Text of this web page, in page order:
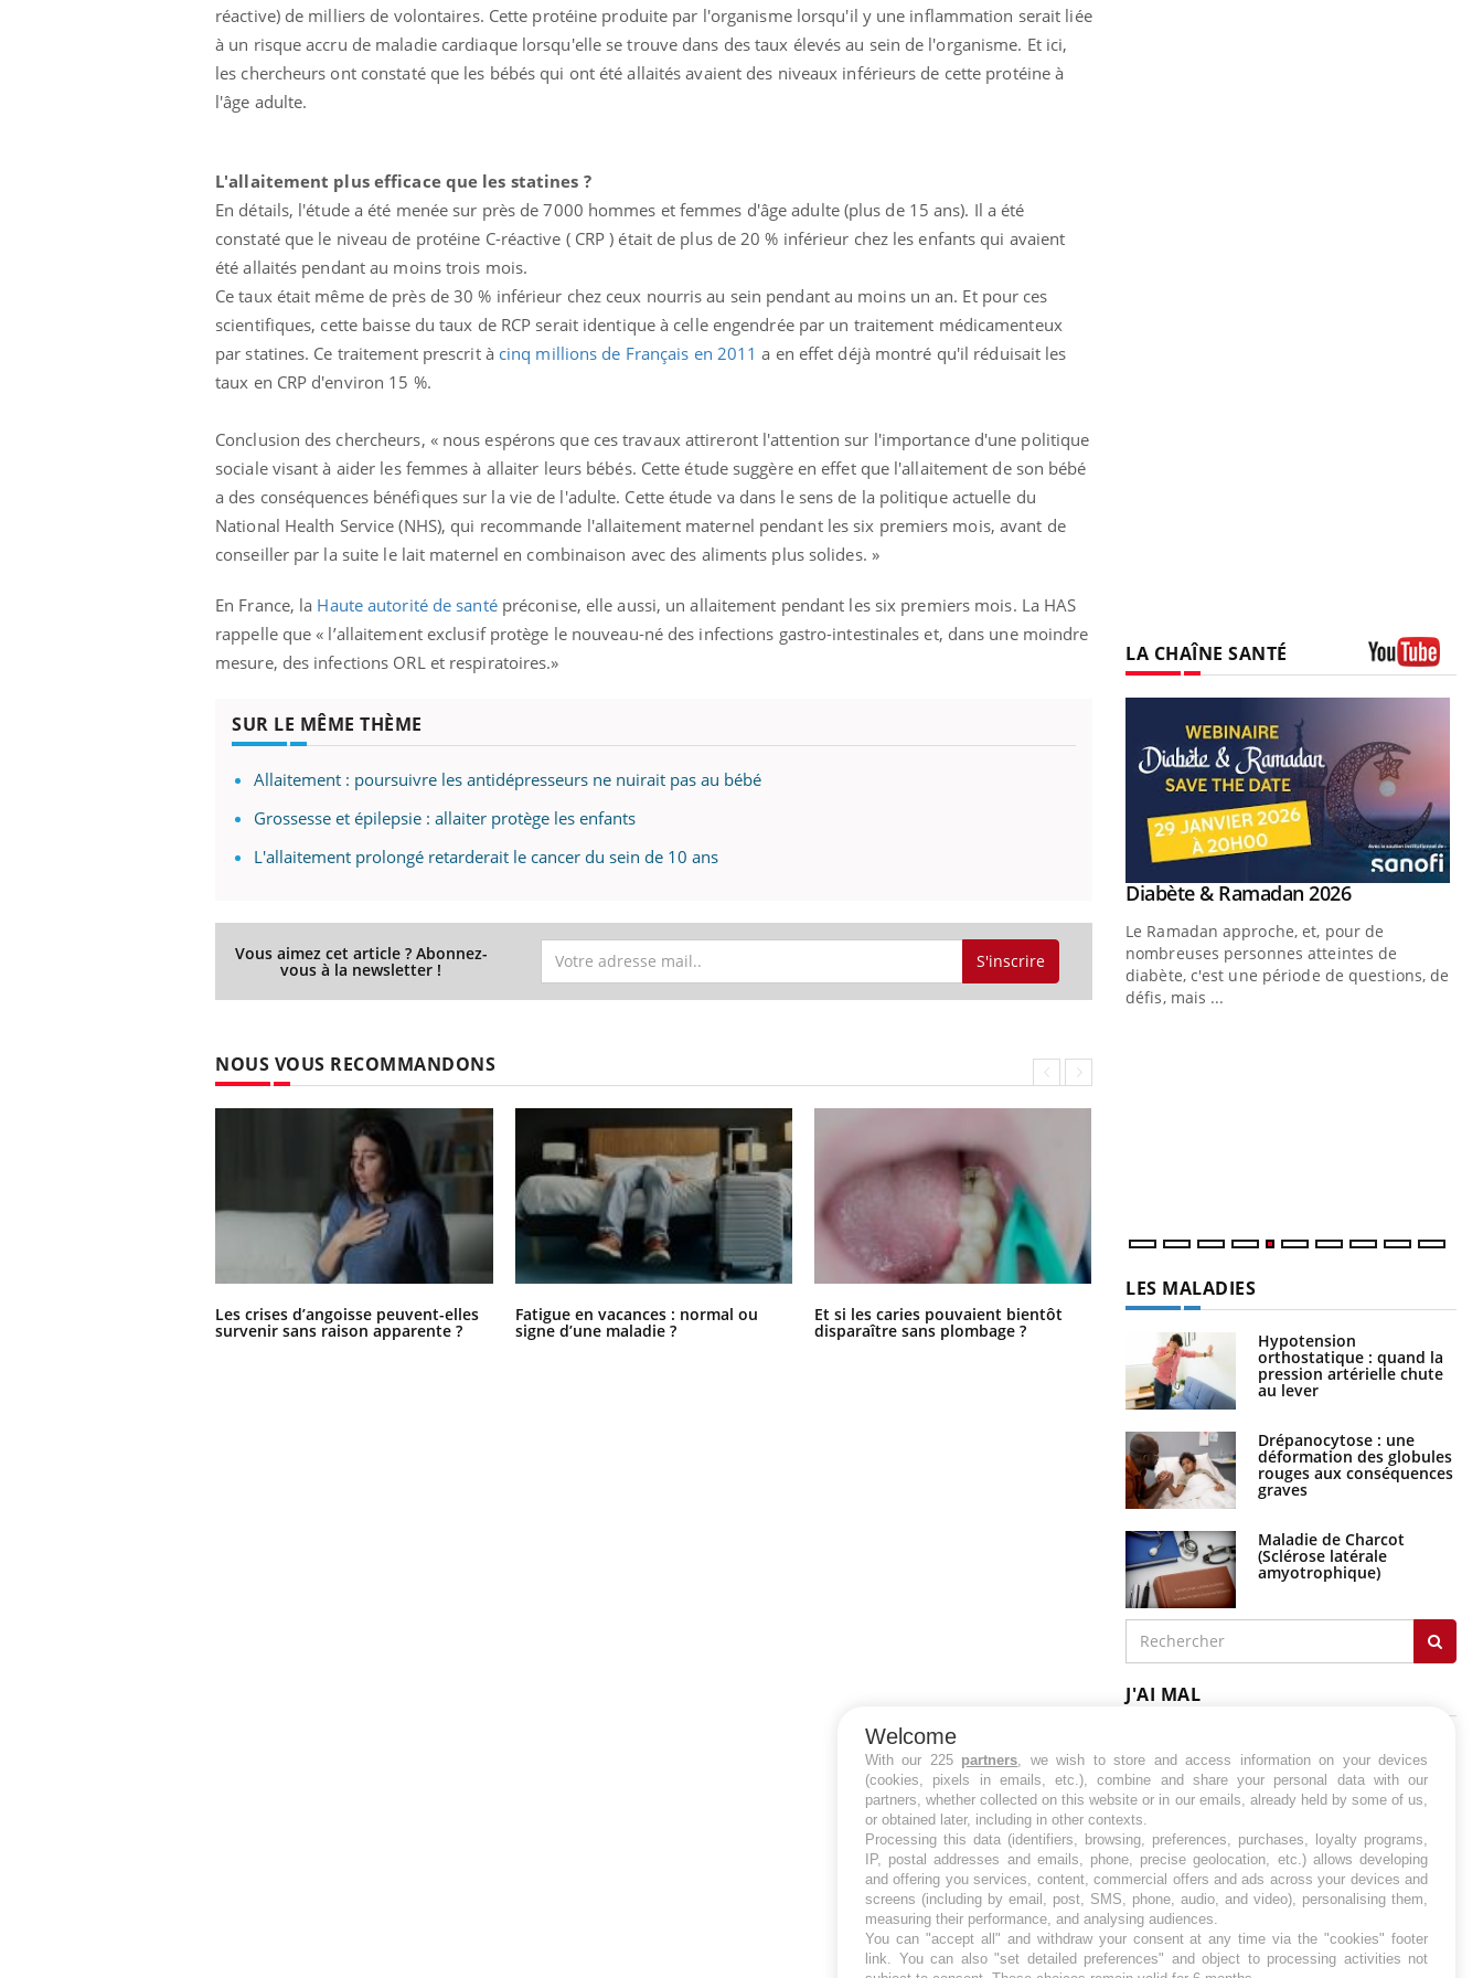
réactive) de milliers de volontaires. Cette protéine produite par l'organisme lorsqu'il y une inflammation serait liée
à un risque accru de maladie cardiaque lorsqu'elle se trouve dans des taux élevés au sein de l'organisme. Et ici,
les chercheurs ont constaté que les bébés qui ont été allaités avaient des niveaux inférieurs de cette protéine à
l'âge adulte.
L'allaitement plus efficace que les statines ?
En détails, l'étude a été menée sur près de 7000 hommes et femmes d'âge adulte (plus de 15 ans). Il a été
constaté que le niveau de protéine C-réactive ( CRP ) était de plus de 20 % inférieur chez les enfants qui avaient
été allaités pendant au moins trois mois.
Ce taux était même de près de 30 % inférieur chez ceux nourris au sein pendant au moins un an. Et pour ces
scientifiques, cette baisse du taux de RCP serait identique à celle engendrée par un traitement médicamenteux
par statines. Ce traitement prescrit à cinq millions de Français en 2011 a en effet déjà montré qu'il réduisait les
taux en CRP d'environ 15 %.
Conclusion des chercheurs, « nous espérons que ces travaux attireront l'attention sur l'importance d'une politique
sociale visant à aider les femmes à allaiter leurs bébés. Cette étude suggère en effet que l'allaitement de son bébé
a des conséquences bénéfiques sur la vie de l'adulte. Cette étude va dans le sens de la politique actuelle du
National Health Service (NHS), qui recommande l'allaitement maternel pendant les six premiers mois, avant de
conseiller par la suite le lait maternel en combinaison avec des aliments plus solides. »
En France, la Haute autorité de santépréconise, elle aussi, un allaitement pendant les six premiers mois. La HAS
rappelle que « l’allaitement exclusif protège le nouveau-né des infections gastro-intestinales et, dans une moindre
mesure, des infections ORL et respiratoires.»
SUR LE MÊME THÈME
Allaitement : poursuivre les antidépresseurs ne nuirait pas au bébé
Grossesse et épilepsie : allaiter protège les enfants
L'allaitement prolongé retarderait le cancer du sein de 10 ans
Vous aimez cet article ? Abonnez-
vous à la newsletter ! S'inscrire
NOUS VOUS RECOMMANDONS
Les crises d’angoisse peuvent-elles
survenir sans raison apparente ?
Fatigue en vacances : normal ou
signe d’une maladie ?
Et si les caries pouvaient bientôt
disparaître sans plombage ?
Éclipse solaire du 12 août : “Des
pour la santé des yeux”
LA CHAÎNE SANTÉ
En 2026, l'insuline dans le diabète de type 2
reste entourée d'idées reçues chez les
patients comme parfois chez les soignants.
L'été arrive… et avec lui, un tout nouveau
soleil, activités en plein air… Nos mains
Youtube
Diabète & Ramadan 2026Youtube
Le Ramadan approche, et, pour de
nombreuses personnes atteintes de
diabète, c'est une période de questions, de
défis, mais ...
Youtube
Un « jumeau numérique » pour
préventive Youtube
Un établissement lié à un groupe
mutualiste innove en matière de bilan de
orthostatique : quand la
pression artérielle chute
au lever
déformation des globules
rouges aux conséquences
graves
(Sclérose latérale
amyotrophique)
Welcome
With our 225 partners, we wish to store and access information on your devices
(cookies, pixels in emails, etc.), combine and share your personal data with our
partners, whether collected on this website or in our emails, already held by some of us,
or obtained later, including in other contexts.
Processing this data (identifiers, browsing, preferences, purchases, loyalty programs,
IP, postal addresses and emails, phone, precise geolocation, etc.) allows developing
and offering you services, content, commercial offers and ads across your devices and
screens (including by email, post, SMS, phone, audio, and video), personalising them,
measuring their performance, and analysing audiences.
You can "accept all" and withdraw your consent at any time via the "cookies" footer
link. You can also "set detailed preferences" and object to processing activities not